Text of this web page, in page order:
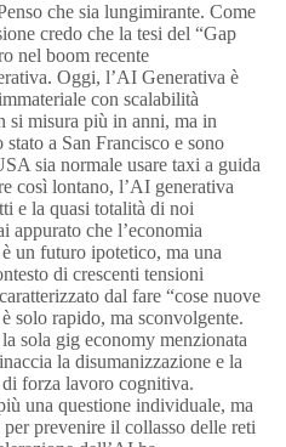
che sia lungimirante. Come
credo che la tesi del “Gap
nel boom recente
Oggi, l’AI Generativa è
con scalabilità
si misura più in anni, ma in
stato a San Francisco e sono
sia normale usare taxi a guida
così lontano, l’AI generativa
e la quasi totalità di noi
che l’economia
un futuro ipotetico, ma una
di crescenti tensioni
dal fare “cose nuove
solo rapido, ma sconvolgente.
sola gig economy menzionata
la disumanizzazione e la
forza lavoro cognitiva.
una questione individuale, ma
prevenire il collasso delle reti